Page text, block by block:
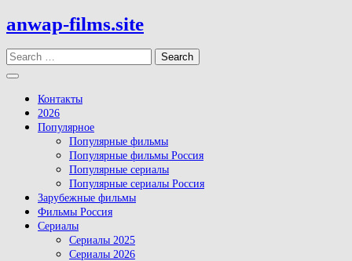
Skip
to
content
anwap-films.site
Search
Open
Button
Контакты
2026
Популярное
Популярные фильмы
Популярные фильмы Россия
Популярные сериалы
Популярные сериалы Россия
Зарубежные фильмы
Фильмы Россия
Сериалы
Сериалы 2025
Сериалы 2026